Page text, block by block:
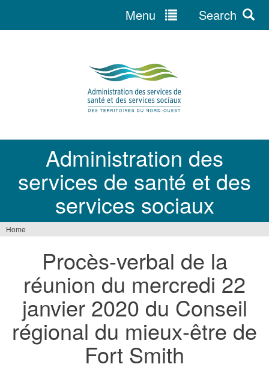
Administration des
services de santé et des
services sociaux
Menu Search
here
Home
Procès-verbal de la
réunion du mercredi 22
janvier 2020 du Conseil
régional du mieux-être de
Fort Smith